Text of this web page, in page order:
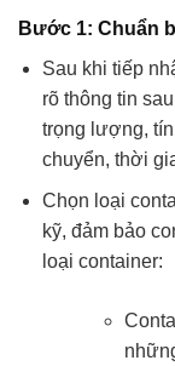
Bước 1: Chuẩn
Sau khi tiếp
rõ thông tin
trọng lượng,
chuyển, thời
Chọn loại
kỹ, đảm bảo
loại container: